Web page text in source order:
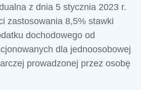
z dnia 5 stycznia 2023 r.
zastosowania 8,5% stawki
dochodowego od
dla jednoosobowej
prowadzonej przez osobę